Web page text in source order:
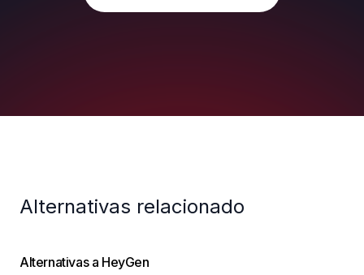
Alternativas relacionado
Alternativas a HeyGen